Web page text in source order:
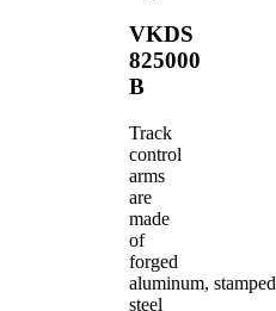
VKDS
825000
B
Track
control
arms
are
made
of
forged
aluminum, stamped
steel